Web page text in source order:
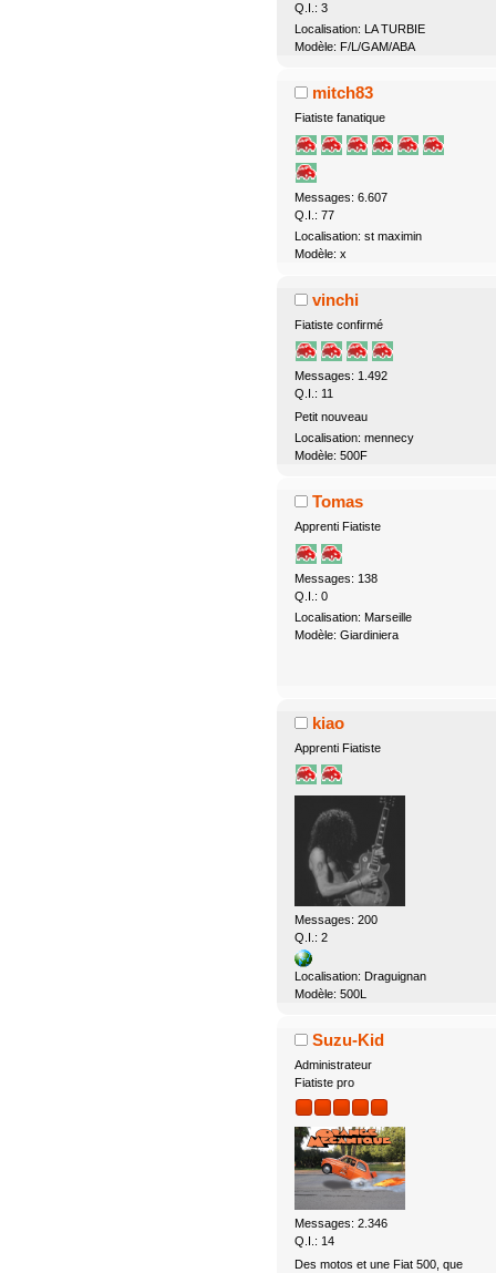
Q.I.: 3
Localisation: LA TURBIE
Modèle: F/L/GAM/ABA
mitch83
Fiatiste fanatique
Messages: 6.607
Q.I.: 77
Localisation: st maximin
Modèle: x
vinchi
Fiatiste confirmé
Messages: 1.492
Q.I.: 11
Petit nouveau
Localisation: mennecy
Modèle: 500F
Tomas
Apprenti Fiatiste
Messages: 138
Q.I.: 0
Localisation: Marseille
Modèle: Giardiniera
kiao
Apprenti Fiatiste
Messages: 200
Q.I.: 2
Localisation: Draguignan
Modèle: 500L
Suzu-Kid
Administrateur
Fiatiste pro
Messages: 2.346
Q.I.: 14
Des motos et une Fiat 500, que